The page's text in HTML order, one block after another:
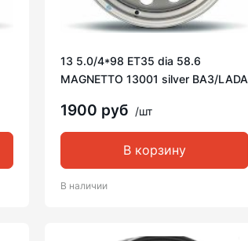
13 5.0/4*98 ET35 dia 58.6
MAGNETTO 13001 silver ВАЗ/LADA
1900 руб /шт
В корзину
В наличии